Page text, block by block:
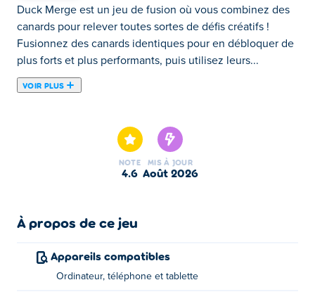
Duck Merge est un jeu de fusion où vous combinez des
canards pour relever toutes sortes de défis créatifs !
Fusionnez des canards identiques pour en débloquer de
plus forts et plus performants, puis utilisez leurs...
VOIR PLUS
Fusionnez des canards identiques pour en débloquer de
plus forts et plus performants, puis utilisez leurs
capacités uniques pour atteindre le cœur rouge de
différent, alors la fusion intelligente est la clé du succès.
victoire ?
Comment jouer à Duck Merge ?
NOTE
4.6
MIS À JOUR
août 2026
À propos de ce jeu
Appareils compatibles
Ordinateur, téléphone et tablette